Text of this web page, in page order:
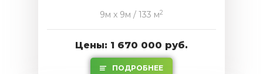
9м x 9м / 133 м2
Цены: 1 670 000 руб.
ПОДРОБНЕЕ